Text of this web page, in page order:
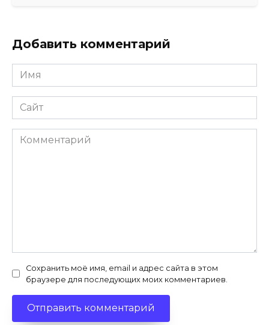
Добавить комментарий
Имя
*
Сайт
Комментарий
Сохранить моё имя, email и адрес сайта в этом
браузере для последующих моих комментариев.